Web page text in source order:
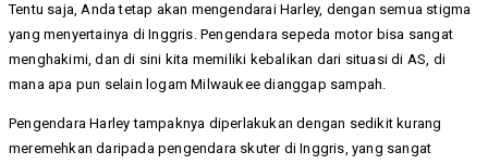
Tentu saja, Anda tetap akan mengendarai Harley, dengan semua stigma
yang menyertainya di Inggris. Pengendara sepeda motor bisa sangat
menghakimi, dan di sini kita memiliki kebalikan dari situasi di AS, di
mana apa pun selain logam Milwaukee dianggap sampah.
Pengendara Harley tampaknya diperlakukan dengan sedikit kurang
meremehkan daripada pengendara skuter di Inggris, yang sangat